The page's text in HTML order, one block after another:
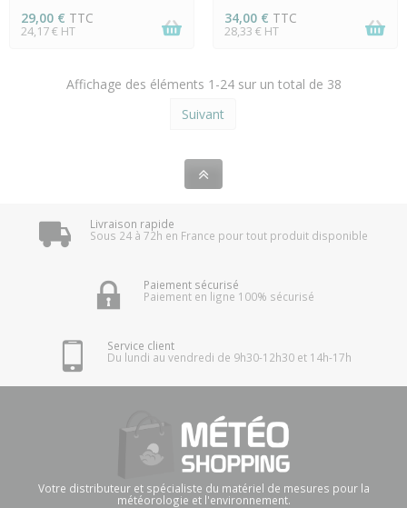
29,00 € TTC
24,17 € HT
34,00 € TTC
28,33 € HT
Affichage des éléments 1-24 sur un total de 38
Suivant
Livraison rapide
Sous 24 à 72h en France pour tout produit disponible
Paiement sécurisé
Paiement en ligne 100% sécurisé
Service client
Du lundi au vendredi de 9h30-12h30 et 14h-17h
Votre distributeur et spécialiste du matériel de mesures pour la
météorologie et l'environnement.